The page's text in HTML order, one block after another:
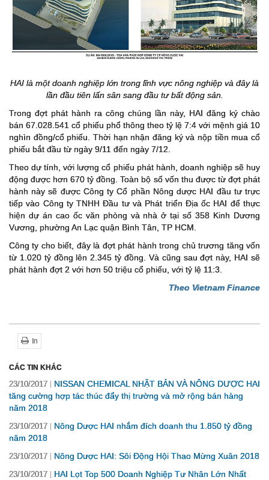
HAI là một doanh nghiệp lớn trong lĩnh vực nông nghiệp và đây là
lần đầu tiên lấn sân sang đầu tư bất động sản.
Trong đợt phát hành ra công chúng lần này, HAI đăng ký chào
bán 67.028.541 cổ phiếu phổ thông theo tỷ lệ 7:4 với mệnh giá 10
nghìn đồng/cổ phiếu. Thời hạn nhận đăng ký và nộp tiền mua cổ
phiếu bắt đầu từ ngày 9/11 đến ngày 7/12.
Theo dự tính, với lượng cổ phiếu phát hành, doanh nghiệp sẽ huy
động được hơn 670 tỷ đồng. Toàn bộ số vốn thu được từ đợt phát
hành này sẽ được Công ty Cổ phần Nông dược HAI đầu tư trực
tiếp vào Công ty TNHH Đầu tư và Phát triển Địa ốc HAI để thực
hiện dự án cao ốc văn phòng và nhà ở tại số 358 Kinh Dương
Vương, phường An Lạc quận Bình Tân, TP HCM.
Công ty cho biết, đây là đợt phát hành trong chủ trương tăng vốn
từ 1.020 tỷ đồng lên 2.345 tỷ đồng. Và cũng sau đợt này, HAI sẽ
phát hành đợt 2 với hơn 50 triệu cổ phiếu, với tỷ lệ 11:3.
Theo Vietnam Finance
In
CÁC TIN KHÁC
23/10/2017
NISSAN CHEMICAL NHẬT BẢN VÀ NÔNG DƯỢC HAI
tăng cường hợp tác thúc đẩy thị trường và mở rộng bán hàng
năm 2018
23/10/2017
Nông Dược HAI nhắm đích doanh thu 1.850 tỷ đồng
năm 2018
23/10/2017 Nông Dược HAI: Sôi Động Hội Thao Mừng Xuân 2018
23/10/2017
HAI Lọt Top 500 Doanh Nghiệp Tư Nhân Lớn Nhất